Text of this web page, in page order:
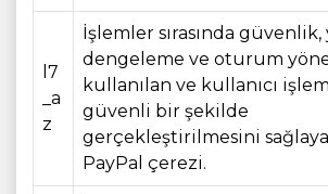
l7
_a
z
İşlemler sırasında
dengeleme ve oturum
kullanılan ve kullanıcı
güvenli bir şekilde
gerçekleştirilmesini
PayPal çerezi.